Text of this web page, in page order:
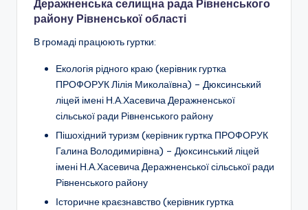
Деражненська селищна рада Рівненського
району Рівненської області
В громаді працюють гуртки:
Екологія рідного краю (керівник гуртка
ПРОФОРУК Лілія Миколаївна) – Дюксинський
ліцей імені Н.А.Хасевича Деражненської
сільської ради Рівненського району
Пішохідний туризм (керівник гуртка ПРОФОРУК
Галина Володимирівна) – Дюксинський ліцей
імені Н.А.Хасевича Деражненської сільської ради
Рівненського району
Історичне краєзнавство(керівник гуртка